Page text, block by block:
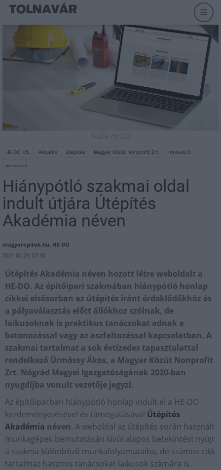
Fotók: HE-DO
HE-DO Kft. Aktuális útépítés Magyar Közút Nonprofit Zrt.
innováció
weboldal
Hiánypótló szakmai oldal
indult útjára Útépítés
Akadémia néven
magyarepitok.hu, HE-DO
2021.02.23. 07:30
Útépítés Akadémia néven​ hozott létre weboldalt a
HE-DO. Az építőipari szakmában hiánypótló honlap
cikkei elsősorban az útépítés iránt érdeklődőkhöz és
a pályaválasztás előtt állókhoz szólnak, de
laikusoknak is praktikus tanácsokat adnak a
betonozással vagy az aszfaltozással kapcsolatban. A
szakmai tartalmat a sok évtizedes tapasztalattal
rendelkező Ürmössy Ákos, a Magyar Közút Nonprofit
Zrt. Nógrád Megyei Igazgatóságának 2020-ban
nyugdíjba vonult vezetője jegyzi.
Az építőiparban hiánypótló honlap indult el a HE-DO
kezdeményezésével és támogatásával Útépítés
Akadémia néven. A weboldal az útépítés során használt
munkagépek bemutatásán kívül alapos betekintést nyújt
a szakma különböző munkafolyamataiba, de számos cikk
tartalmaz hasznos tanácsokat laikusok számára is.